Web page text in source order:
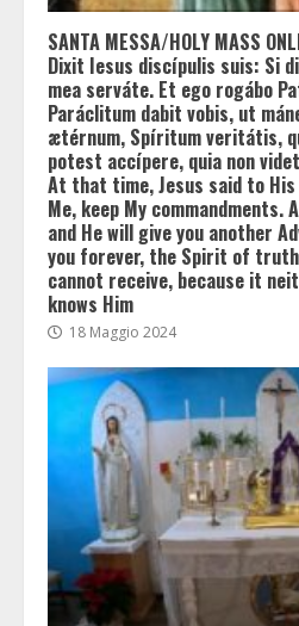
SANTA MESSA/HOLY MASS
Dixit Iesus discípulis suis: Si
mea serváte. Et ego rogábo
Paráclitum dabit vobis, ut
ætérnum, Spíritum veritátis,
potest accípere, quia non
At that time, Jesus said to
Me, keep My commandments.
and He will give you another
you forever, the Spirit of truth
cannot receive, because it
knows Him
18 Maggio 2024